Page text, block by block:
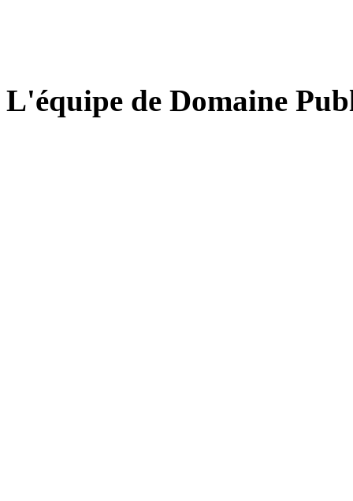
L'équipe de Domaine